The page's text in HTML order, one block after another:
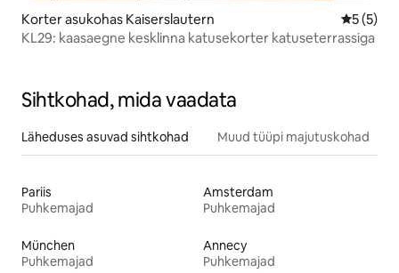
Korter asukohas Kaiserslautern
5 (5)
KL29: kaasaegne kesklinna katusekorter katuseterrassiga
Sihtkohad, mida vaadata
Läheduses asuvad sihtkohad Muud tüüpi majutuskohad
Pariis
Puhkemajad
Amsterdam
Puhkemajad
München
Puhkemajad
Annecy
Puhkemajad